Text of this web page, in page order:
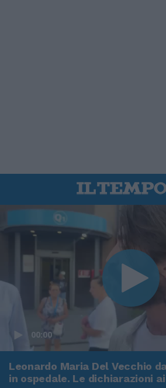
00:00
Leonardo Maria Del Vecchio
in ospedale. Le dichiarazioni